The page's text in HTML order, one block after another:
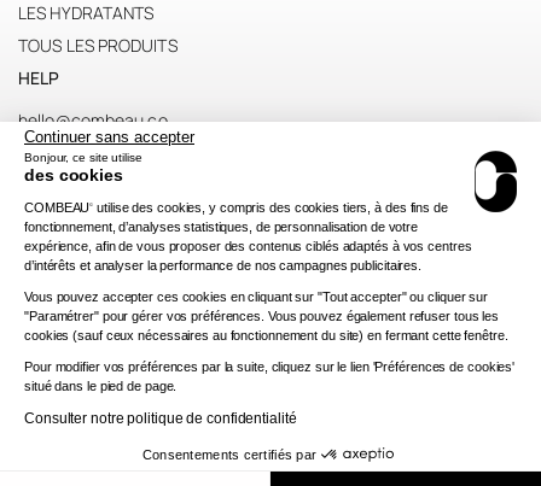
Continuer sans accepter
Bonjour, ce site utilise
des cookies
COMBEAU©
utilise des cookies, y compris des cookies tiers, à des fins de
fonctionnement, d’analyses statistiques, de personnalisation de votre
expérience, afin de vous proposer des contenus ciblés adaptés à vos centres
d’intérêts et analyser la performance de nos campagnes publicitaires.
Vous pouvez accepter ces cookies en cliquant sur "Tout accepter" ou cliquer sur
"Paramétrer" pour gérer vos préférences. Vous pouvez également refuser tous les
cookies (sauf ceux nécessaires au fonctionnement du site) en fermant cette fenêtre.
Pour modifier vos préférences par la suite, cliquez sur le lien 'Préférences de cookies'
situé dans le pied de page.
Consulter notre politique de confidentialité
Consentements certifiés par
LES HYDRATANTS
TOUS LES PRODUITS
HELP
hello@combeau.co
Politique de remboursement
Commandes et livraisons
Formulaire rétractation
Conditions générales de ventes et d'utilisation
Mentions légales
FacebookLinkedIn